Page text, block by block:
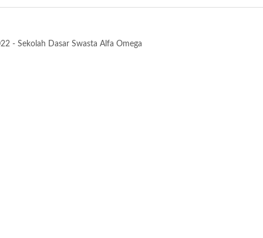
- Sekolah Dasar Swasta Alfa Omega